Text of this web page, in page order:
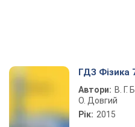
ГДЗ Фізика
Автори: В. Г.
О. Довгий
Рік: 2015